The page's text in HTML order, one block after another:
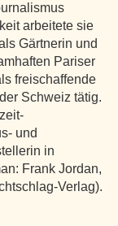
arbeitete sie
Gärtnerin und
Pariser
freischaffende
Schweiz tätig.
und
in
Frank Jordan,
Verlag).